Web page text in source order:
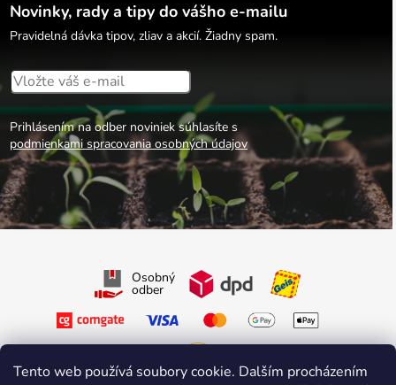
Tento web používá soubory cookie. Dalším procházením
Novinky, rady a tipy do vášho e-mailu
Pravidelná dávka tipov, zliav a akcií. Žiadny spam.
Prihlásením na odber noviniek súhlasíte s
podmienkami spracovania osobných údajov
Osobný
odber